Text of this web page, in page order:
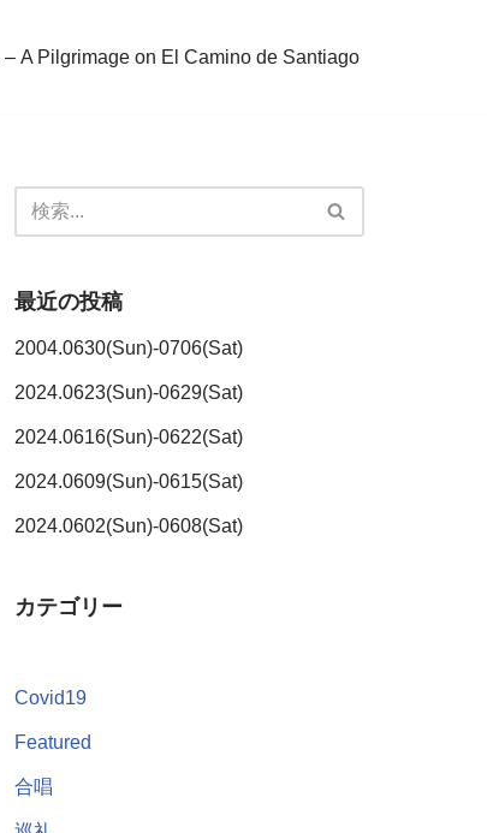
A Pilgrimage on El Camino de Santiago
最近の投稿
2004.0630(Sun)-0706(Sat)
2024.0623(Sun)-0629(Sat)
2024.0616(Sun)-0622(Sat)
2024.0609(Sun)-0615(Sat)
2024.0602(Sun)-0608(Sat)
カテゴリー
Covid19
Featured
合唱